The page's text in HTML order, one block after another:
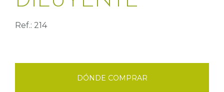
Ref.: 214
DÓNDE COMPRAR